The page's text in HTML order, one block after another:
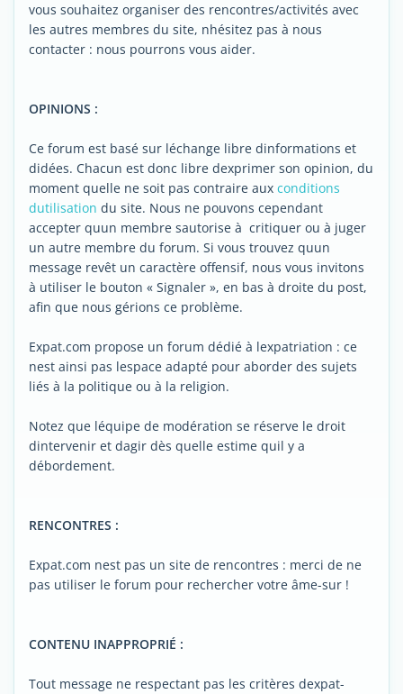
vous souhaitez organiser des rencontres/activités avec
les autres membres du site, nhésitez pas à nous
contacter : nous pourrons vous aider.
OPINIONS :
Ce forum est basé sur léchange libre dinformations et
didées. Chacun est donc libre dexprimer son opinion, du
moment quelle ne soit pas contraire aux conditions
dutilisation du site. Nous ne pouvons cependant
accepter quun membre sautorise à critiquer ou à juger
un autre membre du forum. Si vous trouvez quun
message revêt un caractère offensif, nous vous invitons
à utiliser le bouton « Signaler », en bas à droite du post,
afin que nous gérions ce problème.
Expat.com propose un forum dédié à lexpatriation : ce
nest ainsi pas lespace adapté pour aborder des sujets
liés à la politique ou à la religion.
Notez que léquipe de modération se réserve le droit
dintervenir et dagir dès quelle estime quil y a
débordement.
RENCONTRES :
Expat.com nest pas un site de rencontres : merci de ne
pas utiliser le forum pour rechercher votre âme-sur !
CONTENU INAPPROPRIÉ :
Tout message ne respectant pas les critères dexpat-